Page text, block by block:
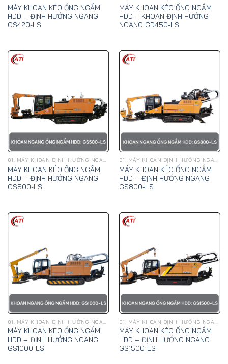
MÁY KHOAN KÉO ỐNG NGẦM
HDD – ĐỊNH HƯỚNG NGANG
GS420-LS
MÁY KHOAN KÉO ỐNG NGẦM
HDD – KHOAN ĐỊNH HƯỚNG
NGANG GD450-LS
01. MÁY KHOAN ĐỊNH HƯỚNG NGANG, KÉO ỐNG NGẦM HDD - GOODENG
MÁY KHOAN KÉO ỐNG NGẦM
HDD – ĐỊNH HƯỚNG NGANG
GS500-LS
01. MÁY KHOAN ĐỊNH HƯỚNG NGANG, KÉO ỐNG NGẦM HDD - GOODENG
MÁY KHOAN KÉO ỐNG NGẦM
HDD – ĐỊNH HƯỚNG NGANG
GS800-LS
01. MÁY KHOAN ĐỊNH HƯỚNG NGANG, KÉO ỐNG NGẦM HDD - GOODENG
MÁY KHOAN KÉO ỐNG NGẦM
HDD – ĐỊNH HƯỚNG NGANG
GS1000-LS
01. MÁY KHOAN ĐỊNH HƯỚNG NGANG, KÉO ỐNG NGẦM HDD - GOODENG
MÁY KHOAN KÉO ỐNG NGẦM
HDD – ĐỊNH HƯỚNG NGANG
GS1500-LS